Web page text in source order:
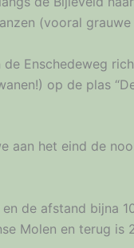
(vooral
Enschedeweg
op de plas
aan het eind de
de afstand bijna
Molen en terug is